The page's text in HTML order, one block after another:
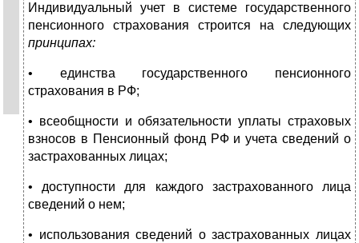
Индивидуальный учет в системе государственного
пенсион­ного страхования строится на следующих
принципах:
• единства государственного пенсионного
страхования в РФ;
• всеобщности и обязательности уплаты страховых
взносов в Пенсионный фонд РФ и учета сведений о
застрахован­ных лицах;
• доступности для каждого застрахованного лица
сведений о нем;
• использования сведений о застрахованных лицах